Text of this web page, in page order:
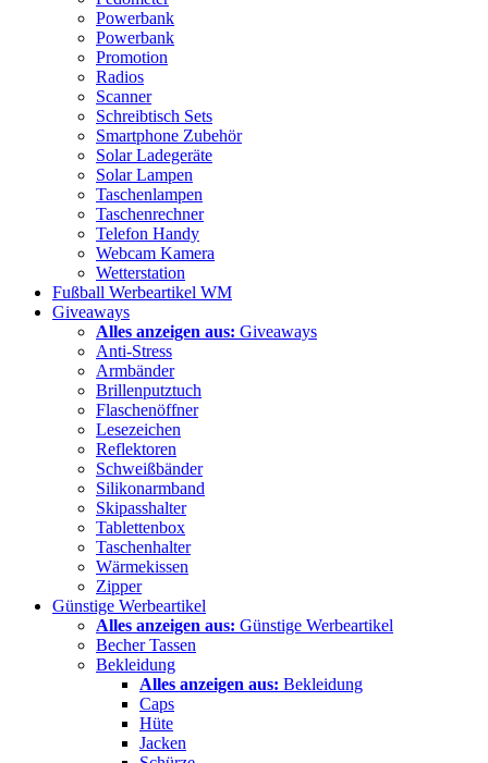
Powerbank
Powerbank
Promotion
Radios
Scanner
Schreibtisch Sets
Smartphone Zubehör
Solar Ladegeräte
Solar Lampen
Taschenlampen
Taschenrechner
Telefon Handy
Webcam Kamera
Wetterstation
Fußball Werbeartikel WM
Giveaways
Alles anzeigen aus: Giveaways
Anti-Stress
Armbänder
Brillenputztuch
Flaschenöffner
Lesezeichen
Reflektoren
Schweißbänder
Silikonarmband
Skipasshalter
Tablettenbox
Taschenhalter
Wärmekissen
Zipper
Günstige Werbeartikel
Alles anzeigen aus: Günstige Werbeartikel
Becher Tassen
Bekleidung
Alles anzeigen aus: Bekleidung
Caps
Hüte
Jacken